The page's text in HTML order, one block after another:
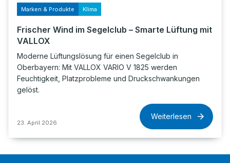
Marken & Produkte Klima
Frischer Wind im Segelclub – Smarte Lüftung mit
VALLOX
Moderne Lüftungslösung für einen Segelclub in
Oberbayern: Mit VALLOX VARIO V 1825 werden
Feuchtigkeit, Platzprobleme und Druckschwankungen
gelöst.
23. April 2026
Weiterlesen